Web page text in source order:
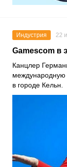
Индустрия 22
Gamescom в
Канцлер
международную
в городе Кельн.